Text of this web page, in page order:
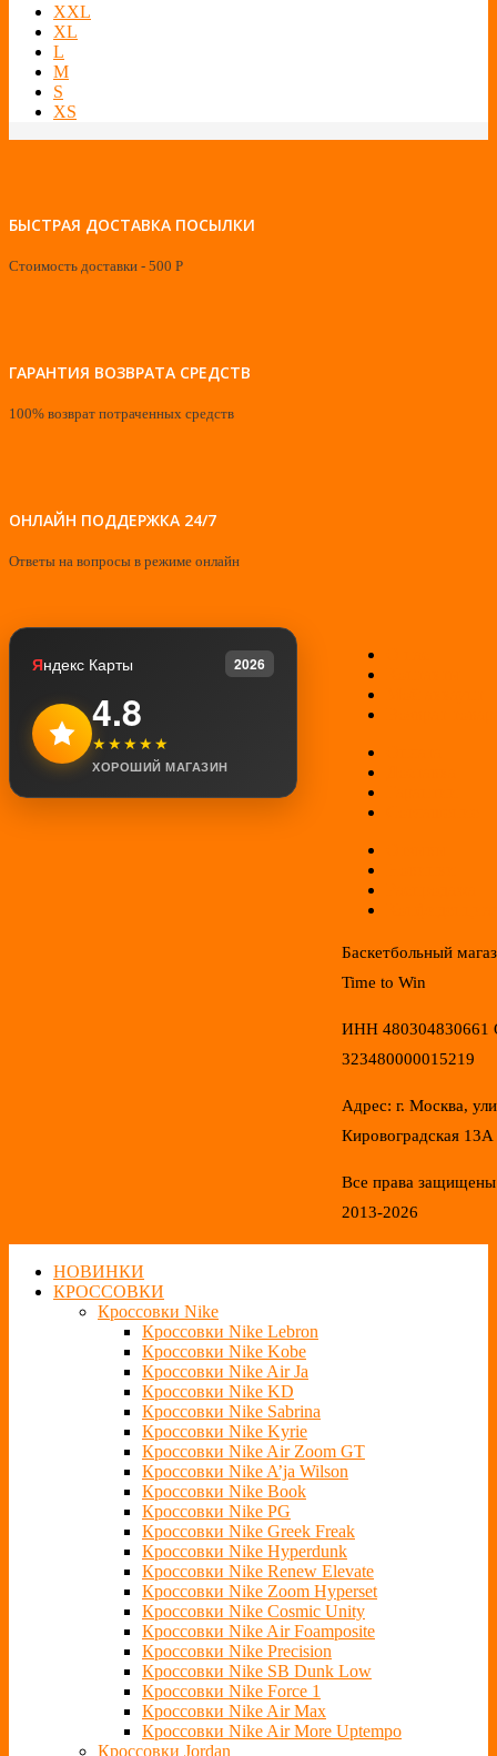
XXL
XL
L
M
S
XS
БЫСТРАЯ ДОСТАВКА ПОСЫЛКИ
Стоимость доставки - 500 Р
ГАРАНТИЯ ВОЗВРАТА СРЕДСТВ
100% возврат потраченных средств
ОНЛАЙН ПОДДЕРЖКА 24/7
Ответы на вопросы в режиме онлайн
Яндекс Карты 2026
4.8
★★★★★
ХОРОШИЙ МАГАЗИН
Баскетбольный
Time to Win
ИНН 480304830661
323480000015219
Адрес: г. Москва,
Кировоградская 13А
Все права
2013-2026
НОВИНКИ
КРОССОВКИ
Кроссовки Nike
Кроссовки Nike Lebron
Кроссовки Nike Kobe
Кроссовки Nike Air Ja
Кроссовки Nike KD
Кроссовки Nike Sabrina
Кроссовки Nike Kyrie
Кроссовки Nike Air Zoom GT
Кроссовки Nike A’ja Wilson
Кроссовки Nike Book
Кроссовки Nike PG
Кроссовки Nike Greek Freak
Кроссовки Nike Hyperdunk
Кроссовки Nike Renew Elevate
Кроссовки Nike Zoom Hyperset
Кроссовки Nike Cosmic Unity
Кроссовки Nike Air Foamposite
Кроссовки Nike Precision
Кроссовки Nike SB Dunk Low
Кроссовки Nike Force 1
Кроссовки Nike Air Max
Кроссовки Nike Air More Uptempo
Кроссовки Jordan